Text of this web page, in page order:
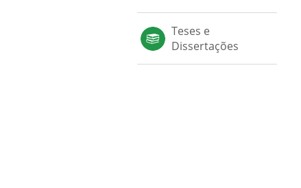
Teses e
Dissertações